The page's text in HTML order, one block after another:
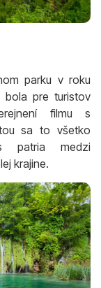
parku v roku
bola pre turistov
filmu s
sa to všetko
patria medzi
krajine.